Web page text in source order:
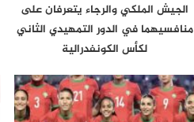
الجيش الملكي والرجاء يتعرفان على
منافسيهما في الدور التمهيدي الثاني
لكأس الكونفدرالية